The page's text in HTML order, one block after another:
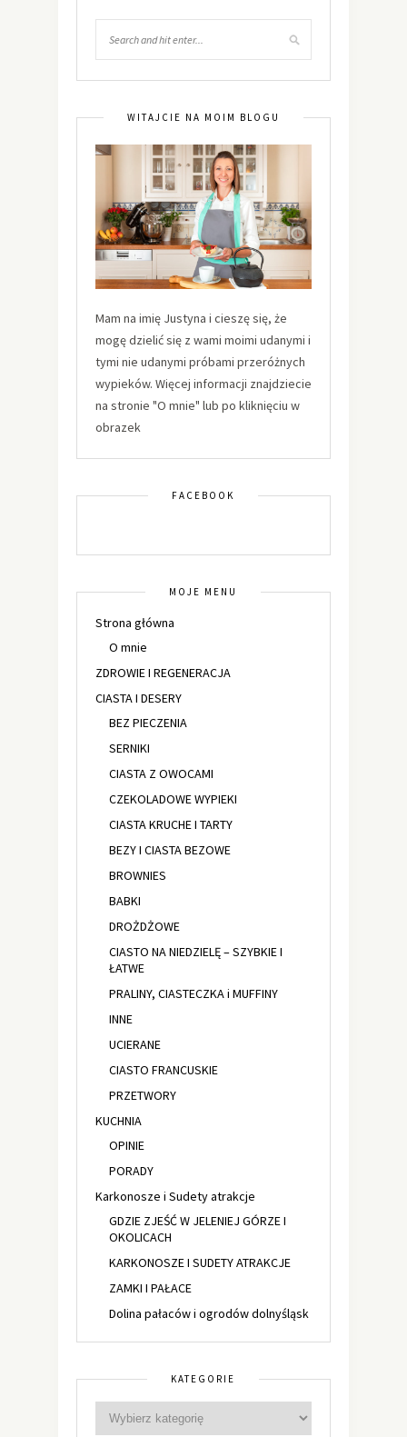
WITAJCIE NA MOIM BLOGU
Mam na imię Justyna i cieszę się, że
mogę dzielić się z wami moimi udanymi i
tymi nie udanymi próbami przeróżnych
wypieków. Więcej informacji znajdziecie
na stronie "O mnie" lub po kliknięciu w
obrazek
FACEBOOK
MOJE MENU
Strona główna
O mnie
ZDROWIE I REGENERACJA
CIASTA I DESERY
BEZ PIECZENIA
SERNIKI
CIASTA Z OWOCAMI
CZEKOLADOWE WYPIEKI
CIASTA KRUCHE I TARTY
BEZY I CIASTA BEZOWE
BROWNIES
BABKI
DROŻDŻOWE
CIASTO NA NIEDZIELĘ – SZYBKIE I
ŁATWE
PRALINY, CIASTECZKA i MUFFINY
INNE
UCIERANE
CIASTO FRANCUSKIE
PRZETWORY
KUCHNIA
OPINIE
PORADY
Karkonosze i Sudety atrakcje
GDZIE ZJEŚĆ W JELENIEJ GÓRZE I
OKOLICACH
KARKONOSZE I SUDETY ATRAKCJE
ZAMKI I PAŁACE
Dolina pałaców i ogrodów dolnyśląsk
KATEGORIE